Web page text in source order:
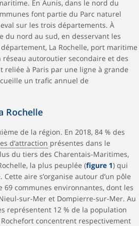
En Aunis, dans le nord du
font partie du Parc naturel
sur les trois départements. À
du nord au sud, en desservant les
La Rochelle, port maritime
autoroutier secondaire et des
reliée à Paris par une ligne à grande
un trafic annuel de
Rochelle
de la région. En 2018, 84 % des
d’attraction présentes dans le
du tiers des Charentais-Maritimes,
la plus peuplée (figure 1) qui
aire s’organise autour d’un pôle
69 communes environnantes, dont les
sur-Mer et Dompierre-sur-Mer. Au
représentent 12 % de la population
concentrent respectivement